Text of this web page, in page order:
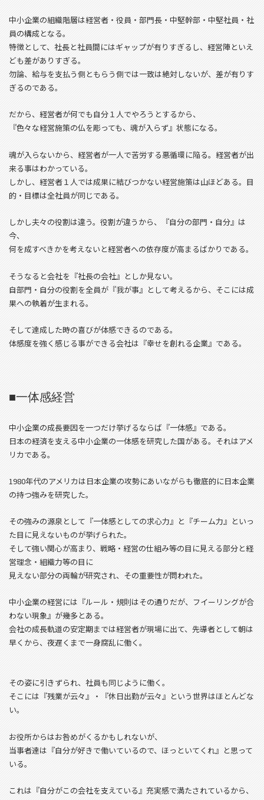
中小企業の組織階層は経営者・役員・部門長・中堅幹部・中堅社員・社
員の構成となる。
特徴として、社長と社員間にはギャップが有りすぎるし、経営陣といえ
ども差がありすぎる。
勿論、給与を支払う側ともらう側では一致は絶対しないが、差が有りす
ぎるのである。
だから、経営者が何でも自分１人でやろうとするから、
『色々な経営施策の仏を彫っても、魂が入らず』状態になる。
魂が入らないから、経営者が一人で苦労する悪循環に陥る。経営者が出
来る事はわかっている。
しかし、経営者１人では成果に結びつかない経営施策は山ほどある。目
的・目標は全社員が同じである。
しかし夫々の役割は違う。役割が違うから、『自分の部門・自分』は
今、
何を成すべきかを考えないと経営者への依存度が高まるばかりである。
そうなると会社を『社長の会社』としか見ない。
自部門・自分の役割を全員が『我が事』として考えるから、そこには成
果への執着が生まれる。
そして達成した時の喜びが体感できるのである。
体感度を強く感じる事ができる会社は『幸せを創れる企業』である。
■一体感経営
中小企業の成長要因を一つだけ挙げるならば『一体感』である。
日本の経済を支える中小企業の一体感を研究した国がある。それはアメ
リカである。
1980年代のアメリカは日本企業の攻勢にあいながらも徹底的に日本企業
の持つ強みを研究した。
その強みの源泉として『一体感としての求心力』と『チーム力』といっ
た目に見えないものが挙げられた。
そして強い関心が高まり、戦略・経営の仕組み等の目に見える部分と経
営理念・組織力等の目に
見えない部分の両輪が研究され、その重要性が問われた。
中小企業の経営には『ルール・規則はその通りだが、フイーリングが合
わない現象』が幾多とある。
会社の成長軌道の安定期までは経営者が現場に出て、先導者として朝は
早くから、夜遅くまで一身腐乱に働く。
その姿に引きずられ、社員も同じように働く。
そこには『残業が云々』・『休日出勤が云々』という世界はほとんどな
い。
お役所からはお咎めがくるかもしれないが、
当事者達は『自分が好きで働いているので、ほっといてくれ』と思って
いる。
これは『自分がこの会社を支えている』充実感で満たされているから、